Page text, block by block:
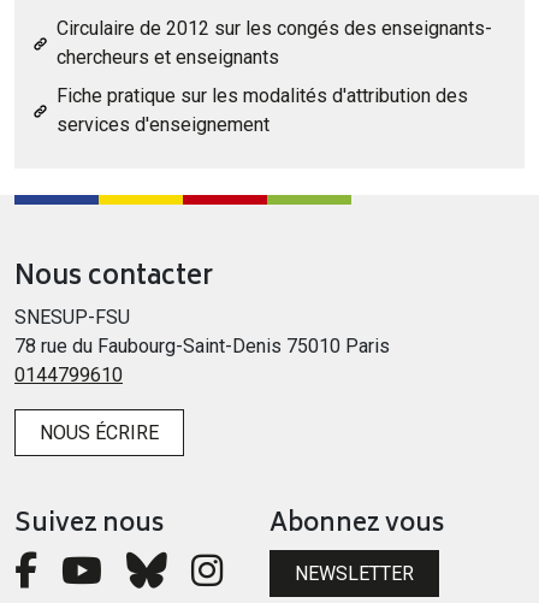
Circulaire de 2012 sur les congés des enseignants-
chercheurs et enseignants
Fiche pratique sur les modalités d'attribution des
services d'enseignement
Nous contacter
SNESUP-FSU
78 rue du Faubourg-Saint-Denis 75010 Paris
0144799610
NOUS ÉCRIRE
Suivez nous Abonnez vous
NEWSLETTER